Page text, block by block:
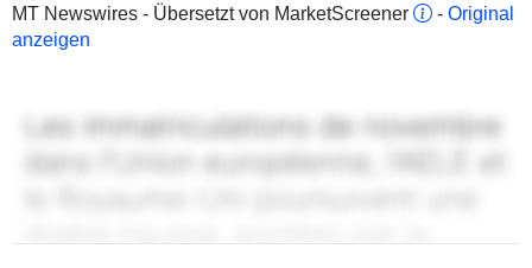
MT Newswires - Übersetzt von MarketScreener
- Original
anzeigen